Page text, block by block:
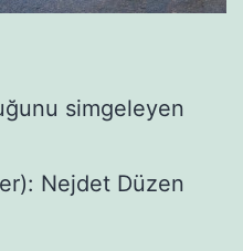
simgeleyen
Nejdet Düzen